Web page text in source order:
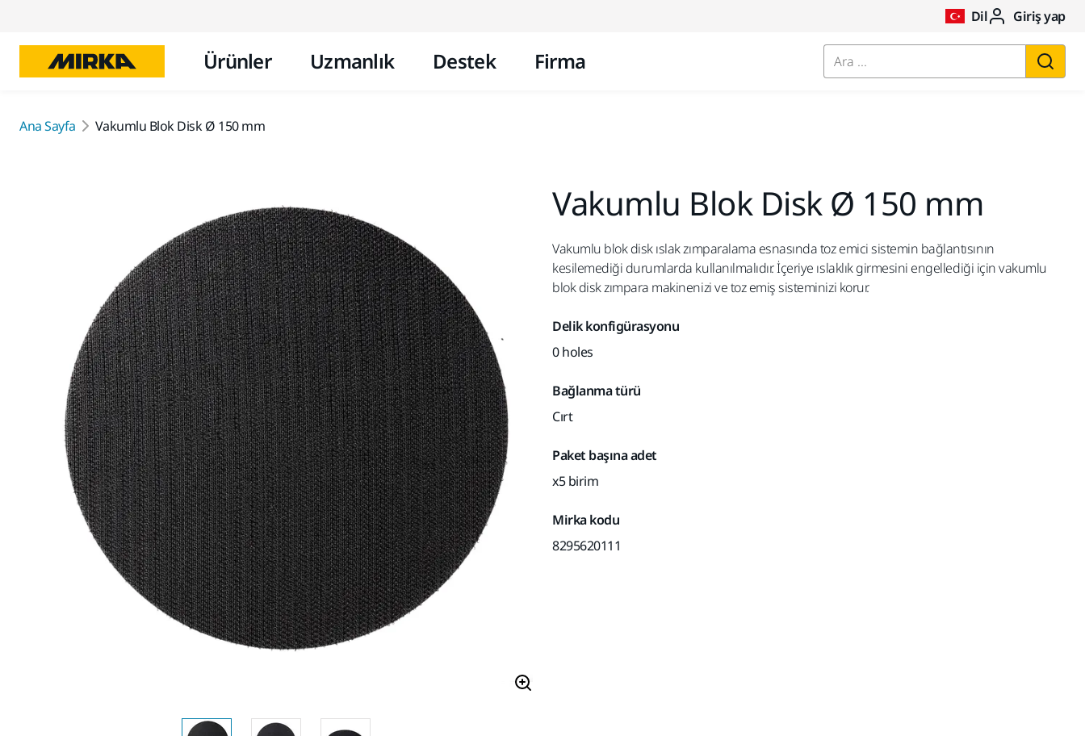
Dil Giriş yap
Ürünler Uzmanlık Destek Firma Ara ...
Ana Sayfa Vakumlu Blok Disk Ø 150 mm
Vakumlu Blok Disk Ø 150 mm
Vakumlu blok disk ıslak zımparalama esnasında toz emici sistemin bağlantısının
kesilemediği durumlarda kullanılmalıdır. İçeriye ıslaklık girmesini engellediği için vakumlu
blok disk zımpara makinenizi ve toz emiş sisteminizi korur.
Delik konfigürasyonu
0 holes
Bağlanma türü
Cırt
Paket başına adet
x5 birim
Mirka kodu
8295620111